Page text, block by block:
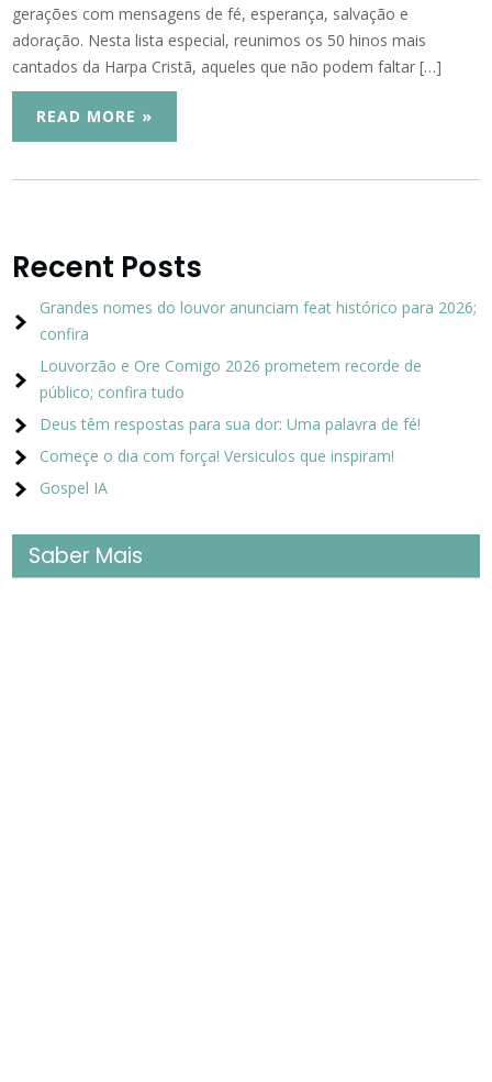
gerações com mensagens de fé, esperança, salvação e
adoração. Nesta lista especial, reunimos os 50 hinos mais
cantados da Harpa Cristã, aqueles que não podem faltar […]
READ MORE »
Recent Posts
Grandes nomes do louvor anunciam feat histórico para 2026;
confira
Louvorzão e Ore Comigo 2026 prometem recorde de
público; confira tudo
Deus têm respostas para sua dor: Uma palavra de fé!
Começe o dia com força! Versiculos que inspiram!
Gospel IA
Saber Mais